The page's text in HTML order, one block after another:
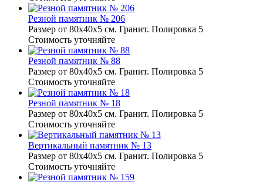
Резной памятник № 206
Размер от 80х40х5 см. Гранит. Полировка 5
Стоимость уточняйте
Резной памятник № 88
Размер от 80х40х5 см. Гранит. Полировка 5
Стоимость уточняйте
Резной памятник № 18
Размер от 80х40х5 см. Гранит. Полировка 5
Стоимость уточняйте
Вертикальный памятник № 13
Размер от 80х40х5 см. Гранит. Полировка 5
Стоимость уточняйте